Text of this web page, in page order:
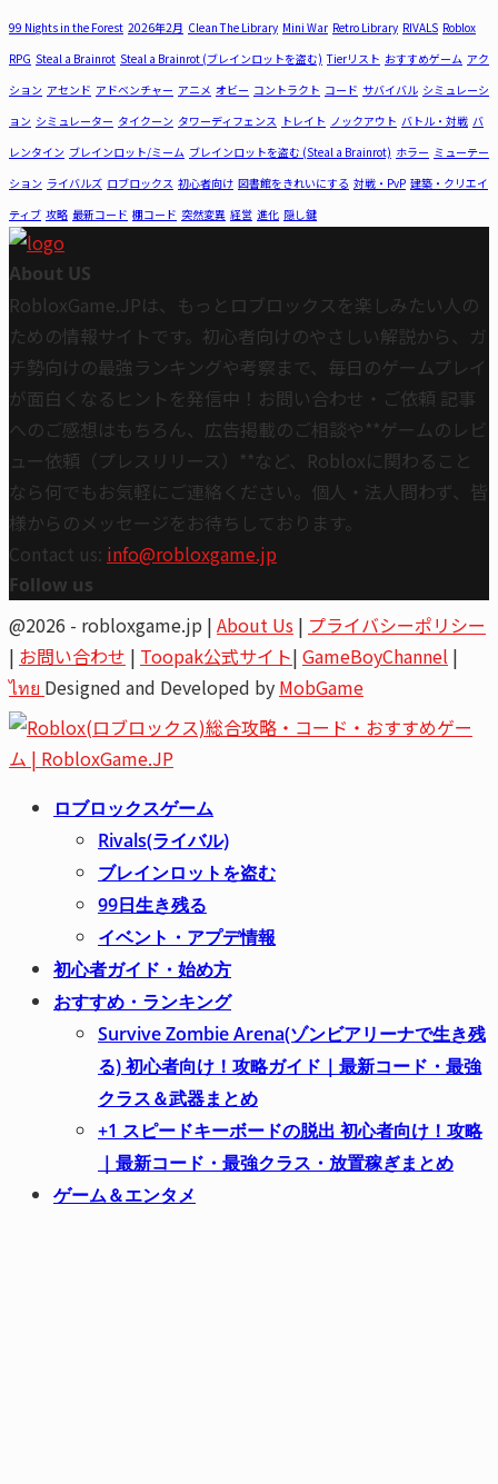
99 Nights in the Forest 2026年2月 Clean The Library Mini War Retro Library RIVALS Roblox
RPG Steal a Brainrot Steal a Brainrot (ブレインロットを盗む) Tierリスト おすすめゲーム アク
ション アセンド アドベンチャー アニメ オビー コントラクト コード サバイバル シミュレーシ
ョン シミュレーター タイクーン タワーディフェンス トレイト ノックアウト バトル・対戦 バ
レンタイン ブレインロット/ミーム ブレインロットを盗む (Steal a Brainrot) ホラー ミューテー
ション ライバルズ ロブロックス 初心者向け 図書館をきれいにする 対戦・PvP 建築・クリエイ
ティブ 攻略 最新コード 棚コード 突然変異 経営 進化 隠し鍵
About US
RobloxGame.JPは、もっとロブロックスを楽しみたい人の
ための情報サイトです。初心者向けのやさしい解説から、ガ
チ勢向けの最強ランキングや考察まで、毎日のゲームプレイ
が面白くなるヒントを発信中！お問い合わせ・ご依頼 記事
へのご感想はもちろん、広告掲載のご相談や**ゲームのレビ
ュー依頼（プレスリリース）**など、Robloxに関わること
なら何でもお気軽にご連絡ください。個人・法人問わず、皆
様からのメッセージをお待ちしております。
Contact us: info@robloxgame.jp
Follow us
Youtube
Email
@2026 - robloxgame.jp | About Us | プライバシーポリシー
| お問い合わせ | Toopak公式サイト| GameBoyChannel |
ไทย Designed and Developed by MobGame
ロブロックスゲーム
Rivals(ライバル)
ブレインロットを盗む
99日生き残る
イベント・アプデ情報
初心者ガイド・始め方
おすすめ・ランキング
Survive Zombie Arena(ゾンビアリーナで生き残
る) 初心者向け！攻略ガイド｜最新コード・最強
クラス＆武器まとめ
+1 スピードキーボードの脱出 初心者向け！攻略
｜最新コード・最強クラス・放置稼ぎまとめ
ゲーム＆エンタメ